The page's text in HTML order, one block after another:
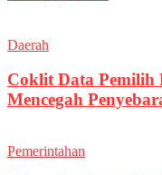
Daerah
Coklit Data Pemilih
Mencegah
Pemerintahan